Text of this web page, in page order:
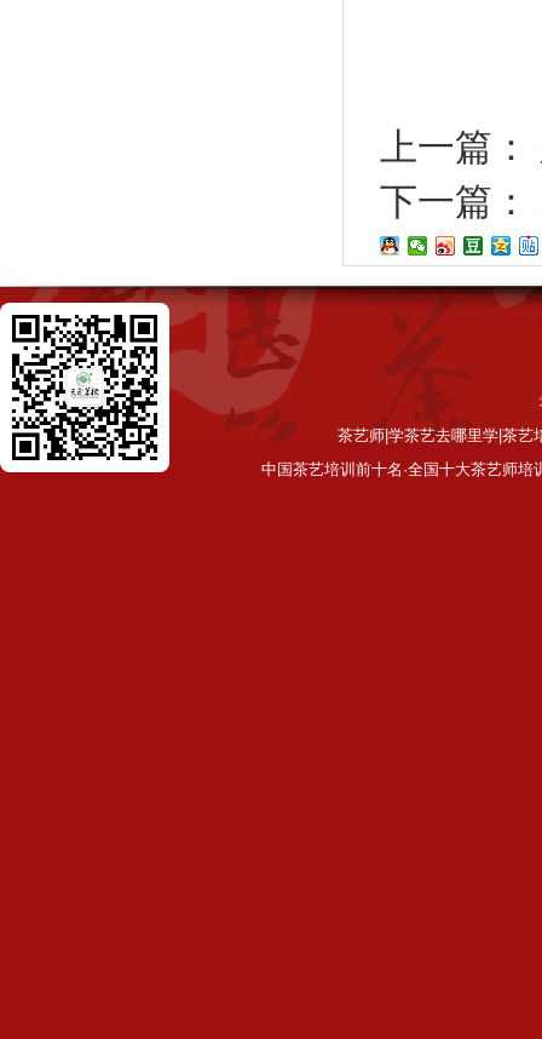
上一篇：
下一篇：
茶艺师|学茶艺去哪里学|茶艺
中国茶艺培训前十名·全国十大茶艺师培